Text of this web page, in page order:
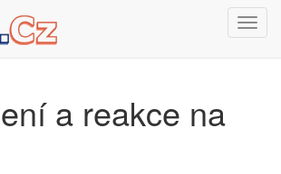
a reakce na